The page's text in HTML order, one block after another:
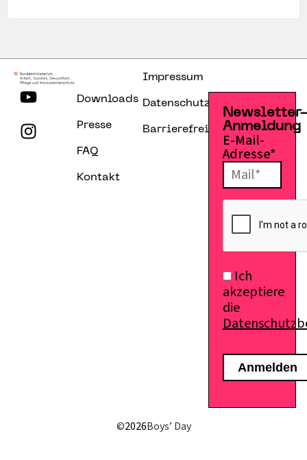
Downloads
Presse
FAQ
Kontakt
Impressum
Datenschutzerklärung
Barrierefreiheitserklärung
Anmeldung
E-Mail-
Adresse*
Ich
akzeptiere
die
©2026Boys’ Day